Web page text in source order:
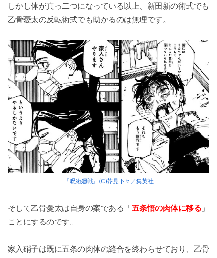
しかし体が真っ二つになっている以上、新田新の術式でも
乙骨憂太の反転術式でも助かるのは無理です。
『呪術廻戦』(C)芥見下々／集英社
そして乙骨憂太は自身の案である「五条悟の肉体に移る 」
ことにするのです。
家入硝子は既に五条の肉体の縫合を終わらせており、乙骨